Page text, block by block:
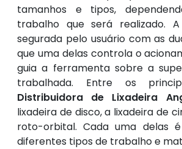
tamanhos e tipos,
trabalho que será realizado.
segurada pelo usuário com as
que uma delas controla o
guia a ferramenta sobre a
trabalhada. Entre os
Distribuidora de Lixadeira
lixadeira de disco, a lixadeira de
roto-orbital. Cada uma delas
diferentes tipos de trabalho e